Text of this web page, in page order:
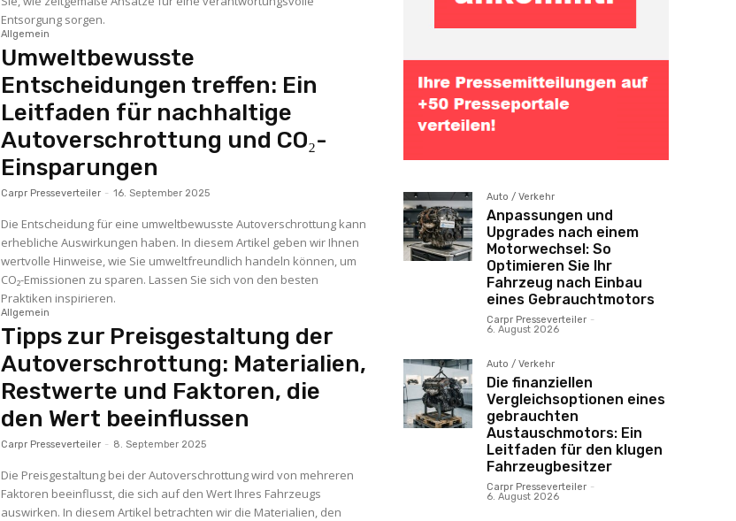
Entsorgung sorgen.
Allgemein
Umweltbewusste
Entscheidungen treffen: Ein
Leitfaden für nachhaltige
Autoverschrottung und CO₂-
Einsparungen
Carpr Presseverteiler - 16. September 2025
Die Entscheidung für eine umweltbewusste Autoverschrottung kann
erhebliche Auswirkungen haben. In diesem Artikel geben wir Ihnen
wertvolle Hinweise, wie Sie umweltfreundlich handeln können, um
CO₂-Emissionen zu sparen. Lassen Sie sich von den besten
Praktiken inspirieren.
Allgemein
Tipps zur Preisgestaltung der
Autoverschrottung: Materialien,
Restwerte und Faktoren, die
den Wert beeinflussen
Carpr Presseverteiler - 8. September 2025
Die Preisgestaltung bei der Autoverschrottung wird von mehreren
Faktoren beeinflusst, die sich auf den Wert Ihres Fahrzeugs
auswirken. In diesem Artikel betrachten wir die Materialien, den
Auto / Verkehr
Anpassungen und
Upgrades nach einem
Motorwechsel: So
Optimieren Sie Ihr
Fahrzeug nach Einbau
eines Gebrauchtmotors
Carpr Presseverteiler -
6. August 2026
Auto / Verkehr
Die finanziellen
Vergleichsoptionen eines
gebrauchten
Austauschmotors: Ein
Leitfaden für den klugen
Fahrzeugbesitzer
Carpr Presseverteiler -
6. August 2026